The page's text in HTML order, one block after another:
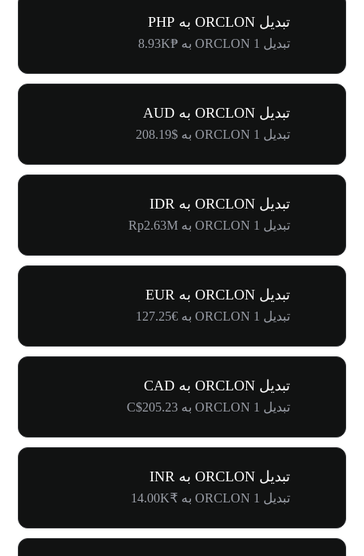
تبدیل ORCLON به PHP
تبدیل 1 ORCLON به ₱8.93K
تبدیل ORCLON به AUD
تبدیل 1 ORCLON به $208.19
تبدیل ORCLON به IDR
تبدیل 1 ORCLON به Rp2.63M
تبدیل ORCLON به EUR
تبدیل 1 ORCLON به €127.25
تبدیل ORCLON به CAD
تبدیل 1 ORCLON به C$205.23
تبدیل ORCLON به INR
تبدیل 1 ORCLON به ₹14.00K